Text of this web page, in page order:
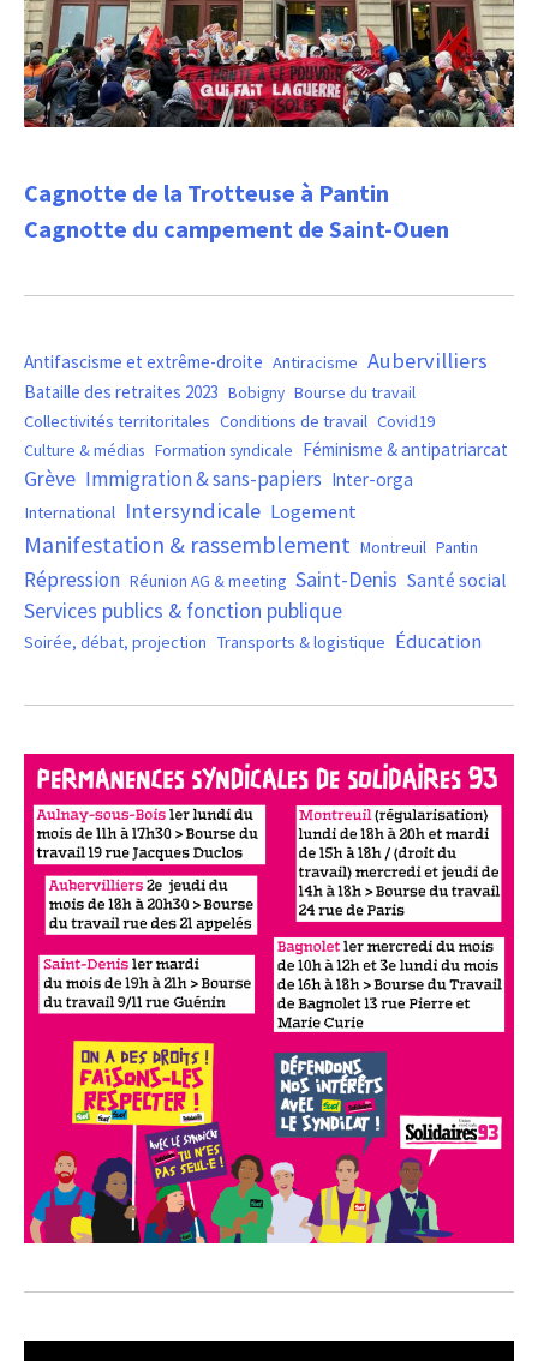
Cagnotte de la Trotteuse à Pantin
Cagnotte du campement de Saint-Ouen
Antifascisme et extrême-droite Antiracisme Aubervilliers
Bataille des retraites 2023 Bobigny Bourse du travail
Collectivités territoritales Conditions de travail Covid19
Culture & médias Formation syndicale Féminisme & antipatriarcat
Grève Immigration & sans-papiers Inter-orga
International Intersyndicale Logement
Manifestation & rassemblement Montreuil Pantin
Répression Réunion AG & meeting Saint-Denis Santé social
Services publics & fonction publique
Soirée, débat, projection Transports & logistique Éducation